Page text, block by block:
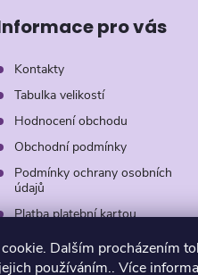
Dalším procházením
používáním.. Více
pro vás
Kontakty
Tabulka velikostí
Hodnocení obchodu
Obchodní podmínky
Podmínky ochrany osobních
údajů
Platba platební kartou
Záruka AVON